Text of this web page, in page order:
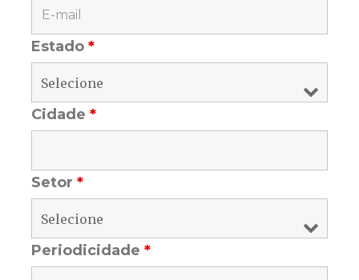
Estado*
Cidade*
Setor*
Periodicidade*